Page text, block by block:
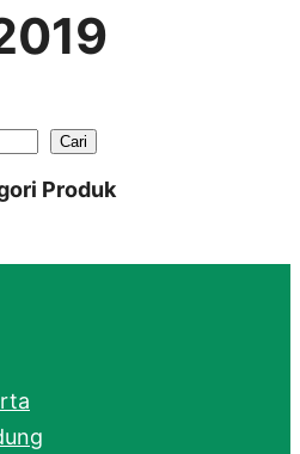
Cari
Produk